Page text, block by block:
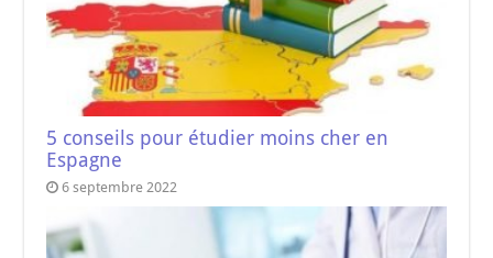
5 conseils pour étudier moins cher en
Espagne
6 septembre 2022